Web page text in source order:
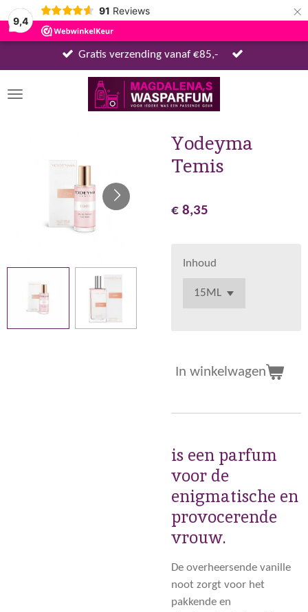
9,4
91 Reviews ×
Gratis verzending vanaf €85,-
Yodeyma
Temis
€ 8,35
Inhoud
In winkelwagen
is een parfum
voor de
enigmatische en
provocerende
vrouw.
De overheersende vanille
noot zorgt voor het
pakkende en